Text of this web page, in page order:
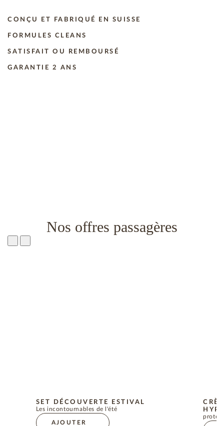
CONÇU ET FABRIQUÉ EN SUISSE
FORMULES CLEANS
SATISFAIT OU REMBOURSÉ
GARANTIE 2 ANS
Nos offres passagères
SET DÉCOUVERTE ESTIVAL
Les incontournables de l'été
AJOUTER